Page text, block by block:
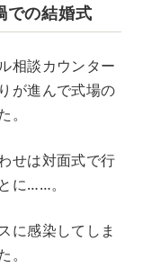
での結婚式
相談カウンター
が進んで式場の
せは対面式で行
に……。
に感染してしま